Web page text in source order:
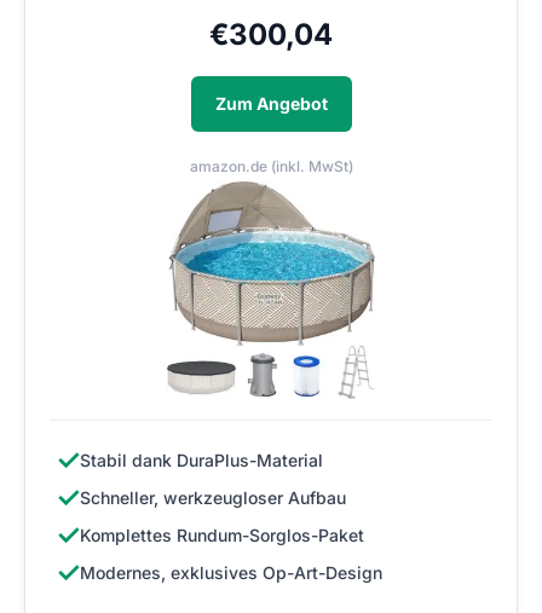
€300,04
Zum Angebot
amazon.de (inkl. MwSt)
✓Stabil dank DuraPlus-Material
✓Schneller, werkzeugloser Aufbau
✓Komplettes Rundum-Sorglos-Paket
✓Modernes, exklusives Op-Art-Design